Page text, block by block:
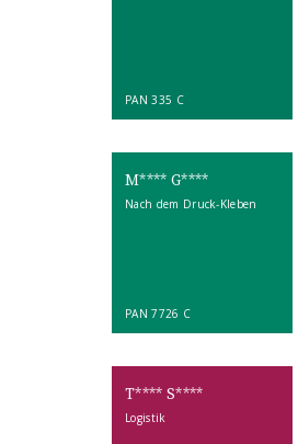
PAN 335 C
M**** G****
Nach dem Druck-Kleben
PAN 7726 C
T**** S****
Logistik